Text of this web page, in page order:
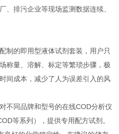
、排污企业等现场监测数据连续、
制的即用型液体试剂套装，用户只
称量、溶解、标定等繁琐步骤，极
间成本，减少了人为误差引入的风
对不同品牌和型号的在线COD分析仪
等系列），提供专用配方试剂。